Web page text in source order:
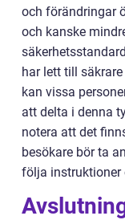
och förändringar
och kanske
har lett till
kan vissa
att delta i denna
notera att det
besökare bör ta
följa instruktioner